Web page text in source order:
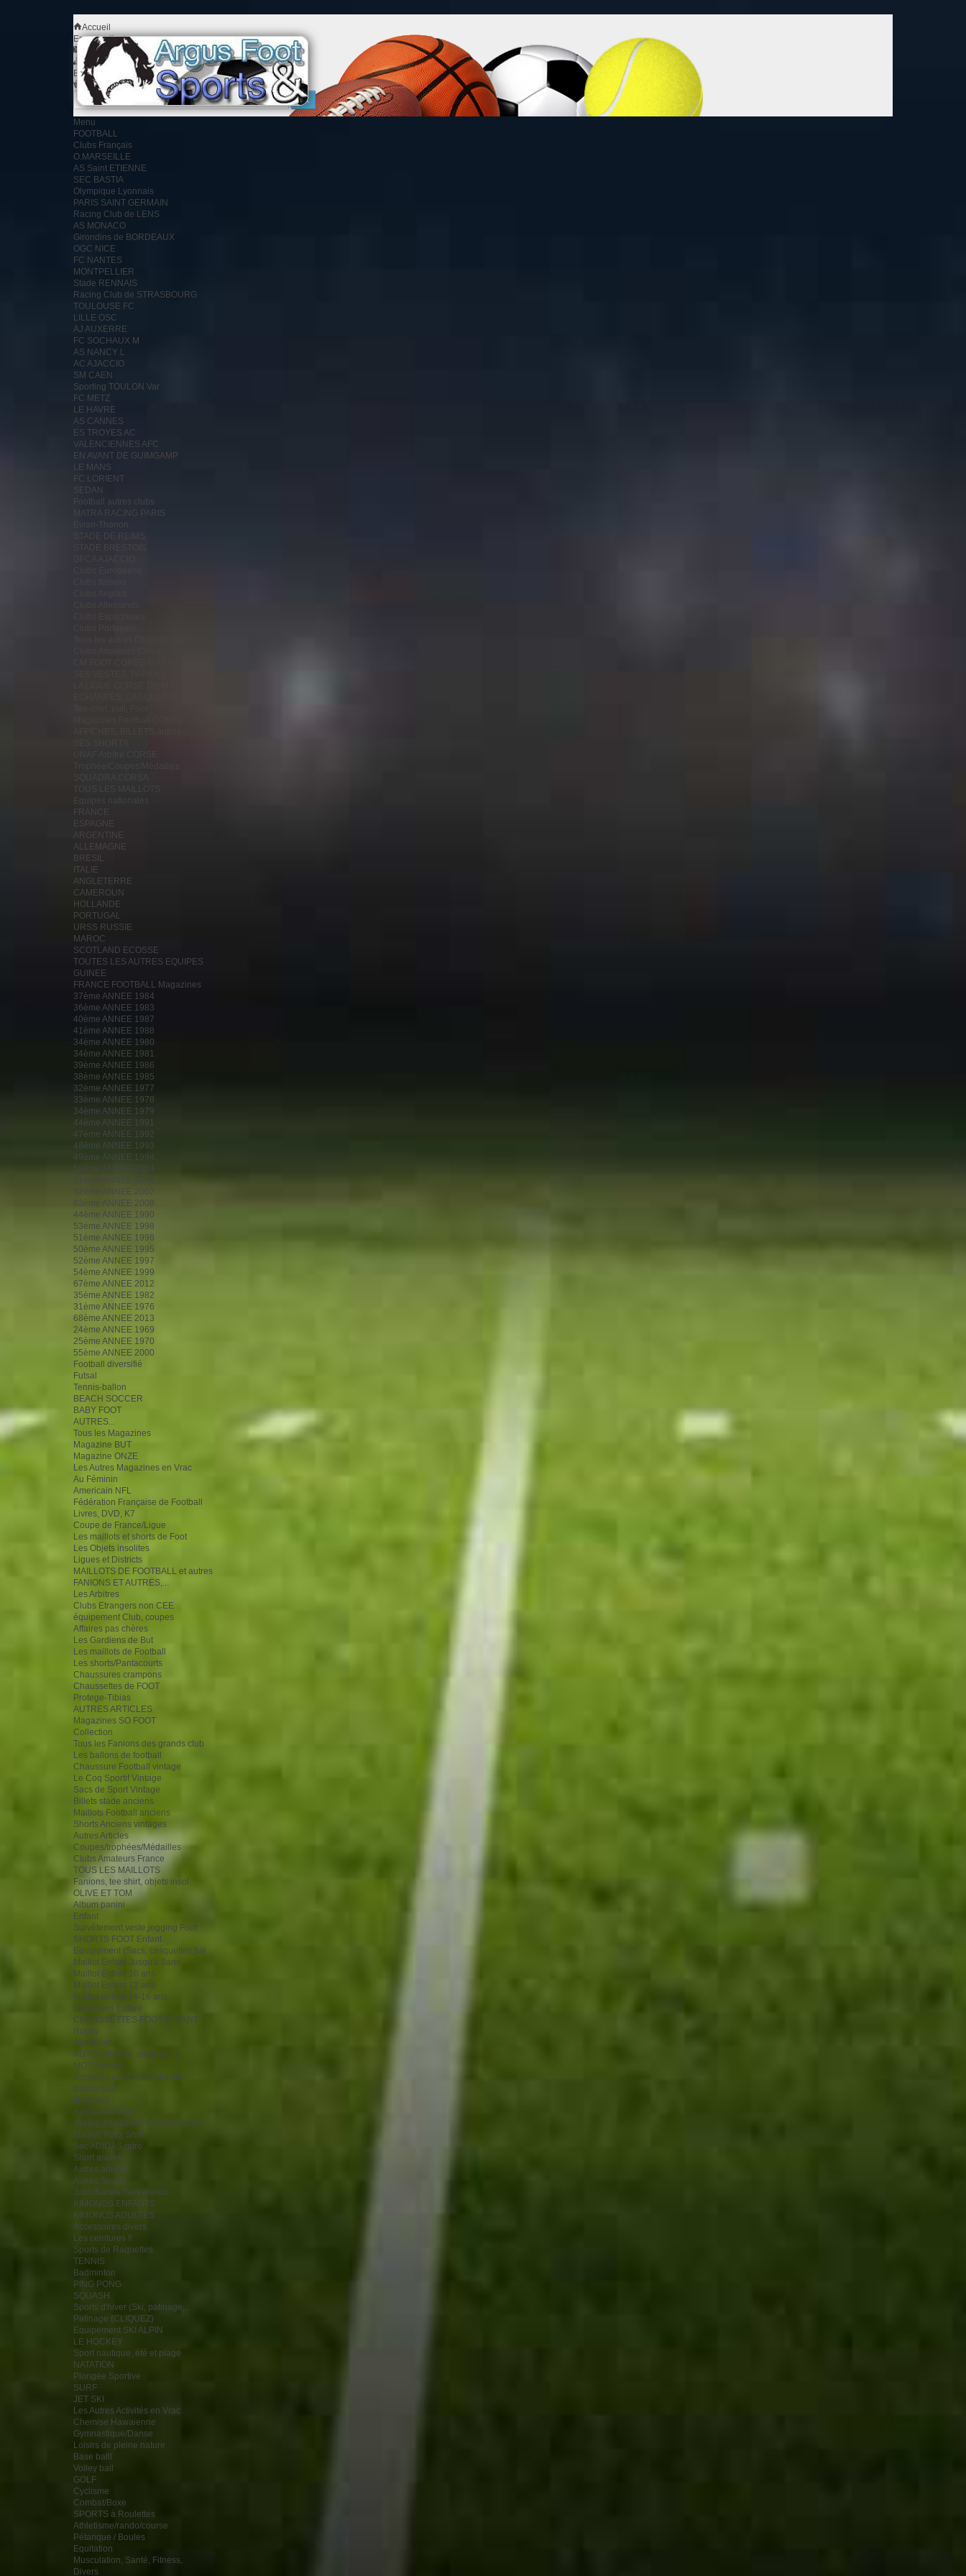
Accueil
Espace client
Contact
Plan du site
Bienvenue
Identifiez-vous
Votre compte
Votre panier 0produit0.00 €
Menu
FOOTBALL
Clubs Français
O.MARSEILLE
AS Saint ETIENNE
SEC BASTIA
Olympique Lyonnais
PARIS SAINT GERMAIN
Racing Club de LENS
AS MONACO
Girondins de BORDEAUX
OGC NICE
FC NANTES
MONTPELLIER
Stade RENNAIS
Racing Club de STRASBOURG
TOULOUSE FC
LILLE OSC
AJ AUXERRE
FC SOCHAUX M
AS NANCY L
AC AJACCIO
SM CAEN
Sporting TOULON Var
FC METZ
LE HAVRE
AS CANNES
ES TROYES AC
VALENCIENNES AFC
EN AVANT DE GUIMGAMP
LE MANS
FC LORIENT
SEDAN
Football autres clubs
MATRA RACING PARIS
Evian-Thonon
STADE DE REIMS
TOUS LES MAILLOTS
Equipes nationales
FRANCE
ESPAGNE
ARGENTINE
ALLEMAGNE
BRESIL
ITALIE
ANGLETERRE
CAMEROUN
HOLLANDE
PORTUGAL
URSS RUSSIE
MAROC
SCOTLAND ECOSSE
TOUTES LES AUTRES EQUIPES
GUINEE
FRANCE FOOTBALL Magazines
37ème ANNEE 1984
36ème ANNEE 1983
40ème ANNEE 1987
41ème ANNEE 1988
34ème ANNEE 1980
34ème ANNEE 1981
39ème ANNEE 1986
38ème ANNEE 1985
32ème ANNEE 1977
33ème ANNEE 1978
34ème ANNEE 1979
44ème ANNEE 1991
47ème ANNEE 1992
48ème ANNEE 1993
49ème ANNEE 1994
59ème ANNEE 2004
61ème ANNEE 2006
62ème ANNEE 2007
63ème ANNEE 2008
44ème ANNEE 1990
53ème ANNEE 1998
51ème ANNEE 1996
50ème ANNEE 1995
52ème ANNEE 1997
54ème ANNEE 1999
67ème ANNEE 2012
35ème ANNEE 1982
31ème ANNEE 1976
68ème ANNEE 2013
24ème ANNEE 1969
25ème ANNEE 1970
55ème ANNEE 2000
Football diversifié
Futsal
Tennis-ballon
BEACH SOCCER
BABY FOOT
AUTRES...
Tous les Magazines
Magazine BUT
Magazine ONZE
Les Autres Magazines en Vrac
Au Féminin
Americain NFL
Fédération Française de Football
Livres, DVD, K7
Coupe de France/Ligue
Les maillots et shorts de Foot
Les Objets insolites
Ligues et Districts
MAILLOTS DE FOOTBALL et autres
FANIONS ET AUTRES,...
Les Arbitres
Clubs Etrangers non CEE
équipement Club, coupes
Affaires pas chères
Les Gardiens de But
Les maillots de Football
Les shorts/Pantacourts
Chaussures crampons
Chaussettes de FOOT
Protege-Tibias
AUTRES ARTICLES
Magazines SO FOOT
Collection
Tous les Fanions des grands club
Les ballons de football
Chaussure Football vintage
Le Coq Sportif Vintage
Sacs de Sport Vintage
Billets stade anciens
Maillots Football anciens
Shorts Anciens vintages
Autres Articles
Coupes/trophées/Médailles
Clubs Amateurs France
TOUS LES MAILLOTS
Fanions, tee shirt, objets insol
OLIVE ET TOM
Album panini
Enfant
Survêtement,veste,jogging Foot
SHORTS FOOT Enfant
Equipement (Sacs, casquettes,bal
Maillot Enfant Jusqu'à 8ans
Maillot Enfant 10 ans
Maillot Enfant 12 ans
Maillot enfant 14-16 ans
Crampons Enfant
CHAUSSETTES FOOT ENFANT
Rugby
Auto/Moto
AUTO (affiches, plaques...)
MOTO divers
Accessoires AUTO Collection
Basket ball
Handball
Adidas Vintage
Vestes, Pantalons survêtements A
Maillot, Polo, Shirt
Sac ADIDAS retro
Short ancien
Autres articles
Autres Sports
Judo/Karaté/Taekwondo
KIMONOS ENFANTS
KIMONOS ADULTES
Accessoires divers...
Les ceintures !!
Sports de Raquettes
TENNIS
Badminton
PING PONG
SQUASH
Sports d'hiver (Ski, patinage,..
Patinage (CLIQUEZ)
Equipement SKI ALPIN
LE HOCKEY
Sport nautique, été et plage
NATATION
Plongée Sportive
SURF
JET SKI
Les Autres Activités en Vrac
Chemise Hawaienne
Gymnastique/Danse
Loisirs de pleine nature
Base balll
Volley ball
GOLF
Cyclisme
Combat/Boxe
SPORTS à Roulettes
Athletisme/rando/course
Pétanque / Boules
Equitation
Musculation, Santé, Fitness,
Divers